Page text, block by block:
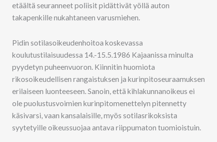
etäältä seuranneet poliisit pidättivät yöllä auton
takapenkille nukahtaneen varusmiehen.
Pidin sotilasoikeudenhoitoa koskevassa
koulutustilaisuudessa 14.-15.5.1986 Kajaanissa minulta
pyydetyn puheenvuoron. Kiinnitin huomiota
rikosoikeudellisen rangaistuksen ja kurinpitoseuraamuksen
erilaiseen luonteeseen. Sanoin, että kihlakunnanoikeus ei
ole puolustusvoimien kurinpitomenettelyn pitennetty
käsivarsi, vaan kansalaisille, myös sotilasrikoksista
syytetyille oikeussuojaa antava riippumaton tuomioistuin.